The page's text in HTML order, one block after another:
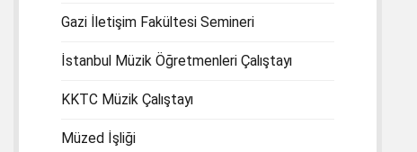
Gazi İletişim Fakültesi Semineri
İstanbul Müzik Öğretmenleri Çalıştayı
KKTC Müzik Çalıştayı
Müzed İşliği